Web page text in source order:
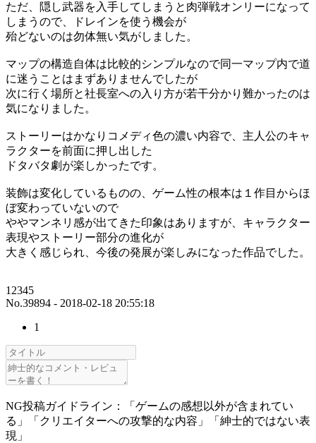
ただ、隠し武器を入手してしまうと肉弾戦オンリーになって
しまうので、ドレインを使う機会が
殆どないのは勿体無い気がしました。
マップの構造自体は比較的シンプルなので同一マップ内で道
に迷うことはまずありませんでしたが
次に行く場所と社長室への入り方が若干分かり難かったのは
気になりました。
ストーリーはかなりコメディ色の濃い内容で、主人公のキャ
ラクターを前面に押し出した
ドタバタ劇が楽しかったです。
装飾は変化しているものの、ゲーム性の根本は１作目からほ
ぼ変わっていないので
ややマンネリ感が出てきた印象はありますが、キャラクター
表現やストーリー部分の進化が
大きく感じられ、今後の発展が楽しみになった作品でした。
12345
No.39894 - 2018-02-18 20:55:18
1
NG投稿ガイドライン：「ゲームの感想以外が含まれてい
る」「クリエイターへの攻撃的な内容」「紳士的ではない表
現」